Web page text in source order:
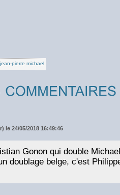
jean-pierre michael
le 24/05/2018 16:49:46
Gonon qui double
doublage belge, c'est